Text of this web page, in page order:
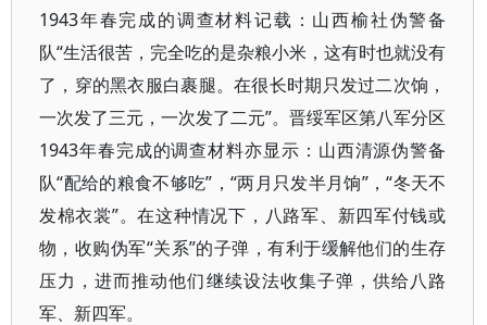
1943年春完成的调查材料记载：山西榆社伪警备
队“生活很苦，完全吃的是杂粮小米，这有时也就没有
了，穿的黑衣服白裹腿。在很长时期只发过二次饷，
一次发了三元，一次发了二元”。晋绥军区第八军分区
1943年春完成的调查材料亦显示：山西清源伪警备
队“配给的粮食不够吃”，“两月只发半月饷”，“冬天不
发棉衣裳”。在这种情况下，八路军、新四军付钱或
物，收购伪军“关系”的子弹，有利于缓解他们的生存
压力，进而推动他们继续设法收集子弹，供给八路
军、新四军。